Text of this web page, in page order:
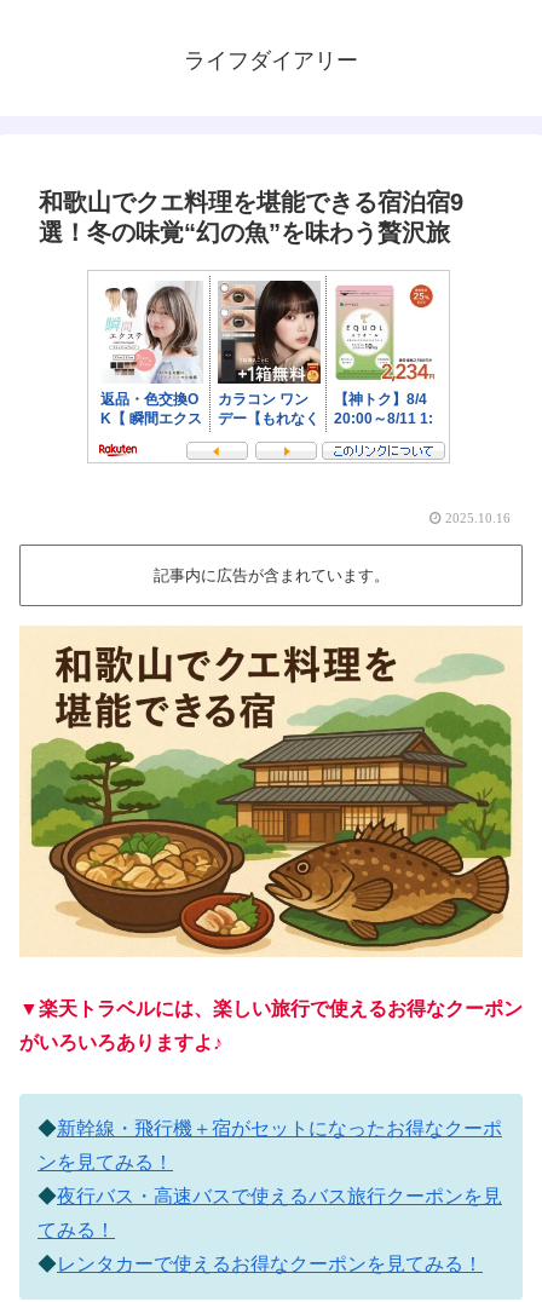
ライフダイアリー
和歌山でクエ料理を堪能できる宿泊宿9
選！冬の味覚“幻の魚”を味わう贅沢旅
2025.10.16
記事内に広告が含まれています。
▼楽天トラベルには、楽しい旅行で使えるお得なクーポン
がいろいろありますよ♪
◆新幹線・飛行機＋宿がセットになったお得なクーポ
ンを見てみる！
◆夜行バス・高速バスで使えるバス旅行クーポンを見
てみる！
◆レンタカーで使えるお得なクーポンを見てみる！